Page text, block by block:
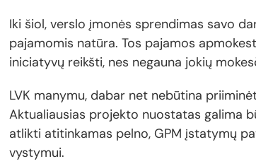
Iki šiol, verslo įmonės sprendimas savo
pajamomis natūra. Tos pajamos
iniciatyvų reikšti, nes negauna jokių
LVK manymu, dabar net nebūtina
Aktualiausias projekto nuostatas galima
atlikti atitinkamas pelno, GPM įstatymų
vystymui.